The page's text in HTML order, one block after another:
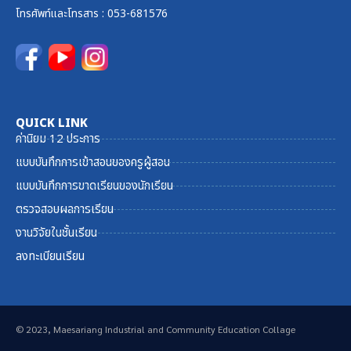
โทรศัพท์และโทรสาร : 053-681576
QUICK LINK
ค่านิยม 12 ประการ
แบบบันทึกการเข้าสอนของครูผู้สอน
แบบบันทึกการขาดเรียนของนักเรียน
ตรวจสอบผลการเรียน
งานวิจัยในชั้นเรียน
ลงทะเบียนเรียน
© 2023, Maesariang Industrial and Community Education Collage